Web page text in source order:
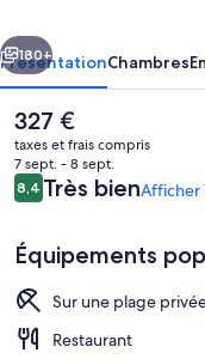
Suivant
180+
PrésentationChambres
Le
prix
actuel
est
de
327 €
taxes et frais compris
7 sept. - 8 sept.
Avis
voyageurs
8,48,4 sur 10
Très bienAfficher
Équipements
Sur une plage
Restaurant